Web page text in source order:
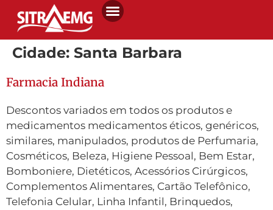
Cidade: Santa Barbara
Farmacia Indiana
Descontos variados em todos os produtos e
medicamentos medicamentos éticos, genéricos,
similares, manipulados, produtos de Perfumaria,
Cosméticos, Beleza, Higiene Pessoal, Bem Estar,
Bomboniere, Dietéticos, Acessórios Cirúrgicos,
Complementos Alimentares, Cartão Telefônico,
Telefonia Celular, Linha Infantil, Brinquedos,